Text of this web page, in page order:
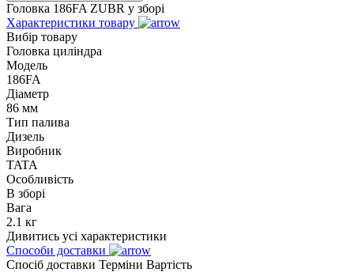
Головка 186FA ZUBR у зборі
Характеристики товару
Вибір товару
Головка циліндра
Модель
186FA
Діаметр
86 мм
Тип палива
Дизель
Виробник
TATA
Особливість
В зборі
Вага
2.1 кг
Дивитись усі характеристики
Способи доставки
Спосіб доставки Терміни Вартість